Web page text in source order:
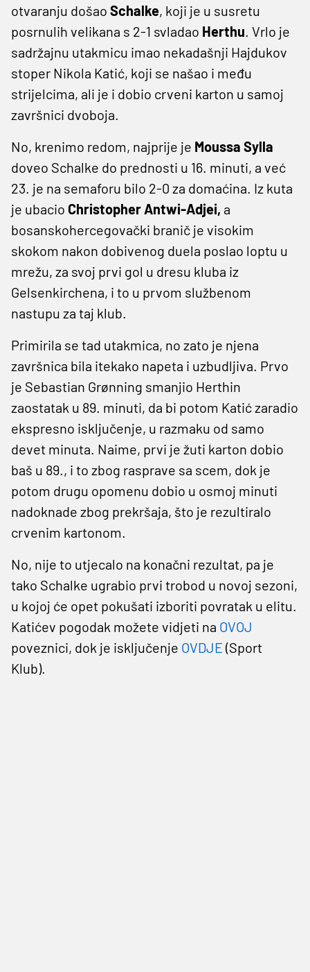
otvaranju došao Schalke, koji je u susretu
posrnulih velikana s 2-1 svladao Herthu. Vrlo je
sadržajnu utakmicu imao nekadašnji Hajdukov
stoper Nikola Katić, koji se našao i među
strijelcima, ali je i dobio crveni karton u samoj
završnici dvoboja.
No, krenimo redom, najprije je Moussa Sylla
doveo Schalke do prednosti u 16. minuti, a već
23. je na semaforu bilo 2-0 za domaćina. Iz kuta
je ubacio Christopher Antwi-Adjei, a
bosanskohercegovački branič je visokim
skokom nakon dobivenog duela poslao loptu u
mrežu, za svoj prvi gol u dresu kluba iz
Gelsenkirchena, i to u prvom službenom
nastupu za taj klub.
Primirila se tad utakmica, no zato je njena
završnica bila itekako napeta i uzbudljiva. Prvo
je Sebastian Grønning smanjio Herthin
zaostatak u 89. minuti, da bi potom Katić zaradio
ekspresno isključenje, u razmaku od samo
devet minuta. Naime, prvi je žuti karton dobio
baš u 89., i to zbog rasprave sa scem, dok je
potom drugu opomenu dobio u osmoj minuti
nadoknade zbog prekršaja, što je rezultiralo
crvenim kartonom.
No, nije to utjecalo na konačni rezultat, pa je
tako Schalke ugrabio prvi trobod u novoj sezoni,
u kojoj će opet pokušati izboriti povratak u elitu.
Katićev pogodak možete vidjeti na OVOJ
poveznici, dok je isključenje OVDJE (Sport
Klub).